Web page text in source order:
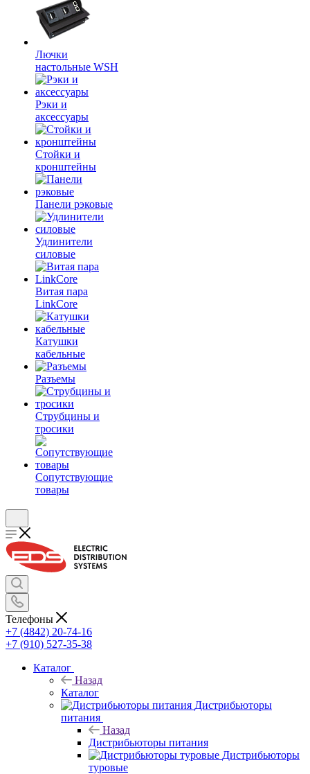
Лючки
настольные WSH
Рэки и
аксессуары
Стойки и
кронштейны
Панели рэковые
Удлинители
силовые
Витая пара
LinkCore
Катушки
кабельные
Разъемы
Струбцины и
тросики
Сопутствующие
товары
Телефоны
+7 (4842) 20-74-16
+7 (910) 527-35-38
Каталог
Назад
Каталог
Дистрибьюторы
питания
Назад
Дистрибьюторы питания
Дистрибьюторы
туровые